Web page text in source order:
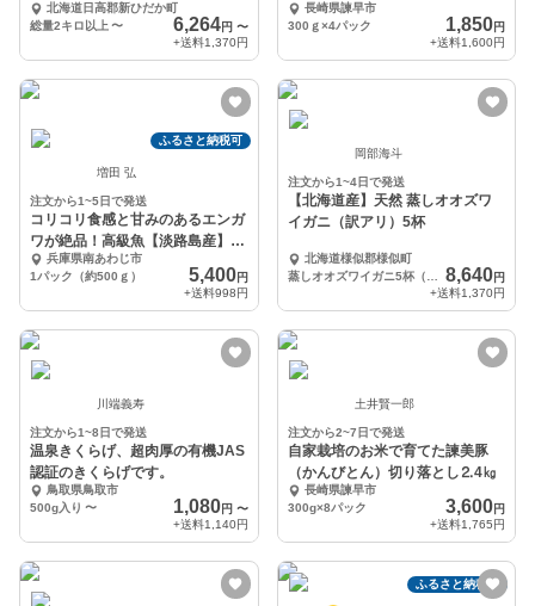
北海道日高郡新ひだか町
総量2キロ以上 〜 6,264円 〜
+送料1,370円
長崎県諫早市
300ｇ×4パック
1,850円
+送料1,600円
ふるさと納税可
増田 弘
注文から1~5日で発送
コリコリ食感と甘みのあるエンガ
ワが絶品！高級魚【淡路島産】
養殖鮃 皮無フィレ
兵庫県南あわじ市
1パック（約500ｇ）
5,400円
+送料998円
岡部海斗
注文から1~4日で発送
【北海道産】天然 蒸しオオズワ
イガニ（訳アリ）5杯
北海道様似郡様似町
8,640円
+送料1,370円
川端義寿
注文から1~8日で発送
温泉きくらげ、超肉厚の有機JAS
認証のきくらげです。
鳥取県鳥取市
500g入り 〜 1,080円 〜
+送料1,140円
土井賢一郎
注文から2~7日で発送
自家栽培のお米で育てた諫美豚
（かんびとん）切り落とし⒉4㎏
長崎県諫早市
300g×8パック
3,600円
+送料1,765円
ふるさと納税可